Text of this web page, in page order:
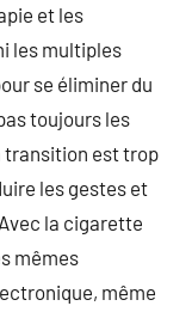
et les
les multiples
se éliminer du
toujours les
transition est trop
les gestes et
la cigarette
mêmes
même